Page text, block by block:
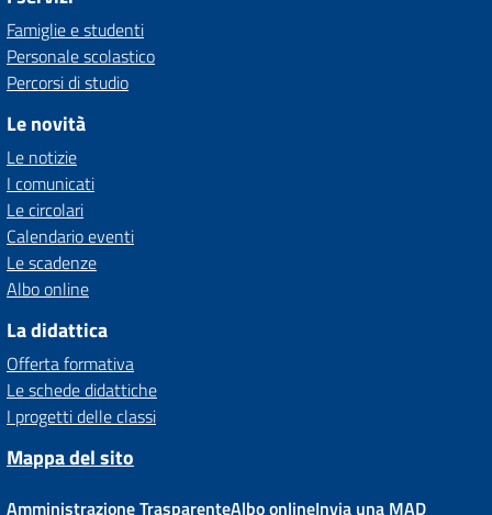
Famiglie e studenti
Personale scolastico
Percorsi di studio
Le novità
Le notizie
I comunicati
Le circolari
Calendario eventi
Le scadenze
Albo online
La didattica
Offerta formativa
Le schede didattiche
I progetti delle classi
Mappa del sito
Amministrazione TrasparenteAlbo onlineInvia una MAD